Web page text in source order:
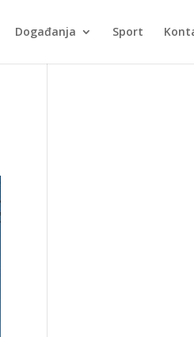
Događanja Sport